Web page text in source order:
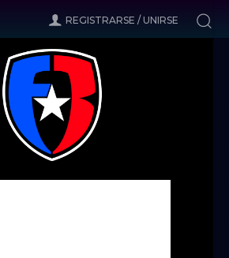
REGISTRARSE / UNIRSE